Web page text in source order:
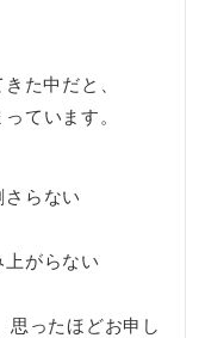
た中だと、
ています。
さらない
上がらない
思ったほどお申し